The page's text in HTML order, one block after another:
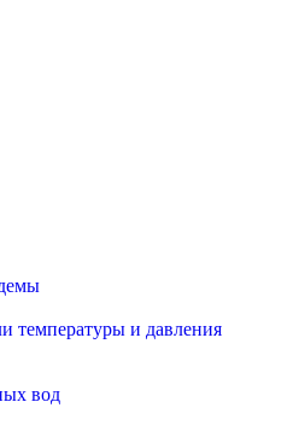
температуры и давления
вод